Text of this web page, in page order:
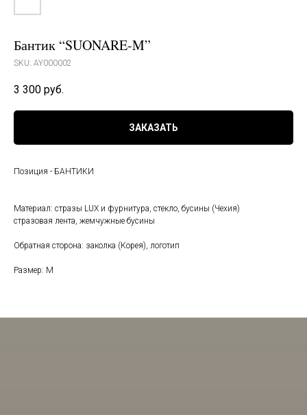
Бантик “SUONARE-M”
SKU: AY000002
3 300 руб.
ЗАКАЗАТЬ
Позиция - БАНТИКИ
Материал: стразы LUX и фурнитура, стекло, бусины (Чехия)
стразовая лента, жемчужные бусины
Обратная сторона: заколка (Корея), логотип
Размер: M